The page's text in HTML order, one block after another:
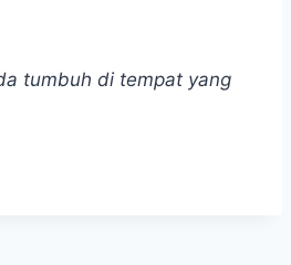
tumbuh di tempat yang